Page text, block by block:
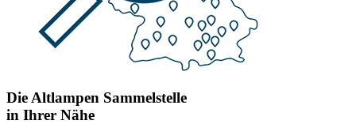
Die Altlampen Sammelstelle
in Ihrer Nähe